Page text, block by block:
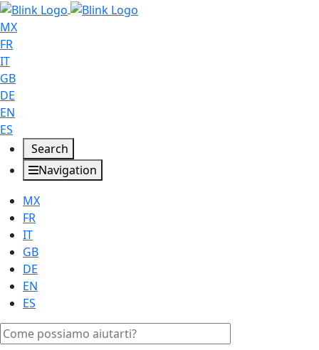
MX
FR
IT
GB
DE
EN
ES
Search
Navigation
MX
FR
IT
GB
DE
EN
ES